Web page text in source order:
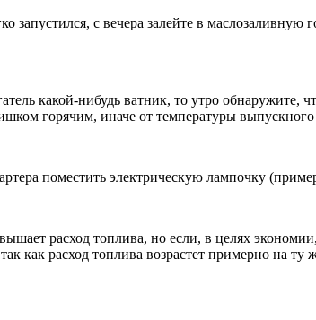
запустился, с вечера залейте в
какой-нибудь ватник, то утро обнаружите,
горячим, иначе от температуры
поместить электрическую лампочку
расход топлива, но если, в целях
как расход топлива возрастет примерно на